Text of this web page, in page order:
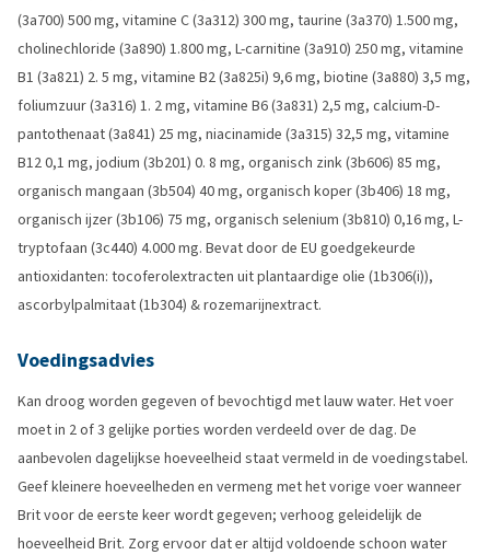
(3a700) 500 mg, vitamine C (3a312) 300 mg, taurine (3a370) 1.500 mg,
cholinechloride (3a890) 1.800 mg, L-carnitine (3a910) 250 mg, vitamine
B1 (3a821) 2. 5 mg, vitamine B2 (3a825i) 9,6 mg, biotine (3a880) 3,5 mg,
foliumzuur (3a316) 1. 2 mg, vitamine B6 (3a831) 2,5 mg, calcium-D-
pantothenaat (3a841) 25 mg, niacinamide (3a315) 32,5 mg, vitamine
B12 0,1 mg, jodium (3b201) 0. 8 mg, organisch zink (3b606) 85 mg,
organisch mangaan (3b504) 40 mg, organisch koper (3b406) 18 mg,
organisch ijzer (3b106) 75 mg, organisch selenium (3b810) 0,16 mg, L-
tryptofaan (3c440) 4.000 mg. Bevat door de EU goedgekeurde
antioxidanten: tocoferolextracten uit plantaardige olie (1b306(i)),
ascorbylpalmitaat (1b304) & rozemarijnextract.
Voedingsadvies
Kan droog worden gegeven of bevochtigd met lauw water. Het voer
moet in 2 of 3 gelijke porties worden verdeeld over de dag. De
aanbevolen dagelijkse hoeveelheid staat vermeld in de voedingstabel.
Geef kleinere hoeveelheden en vermeng met het vorige voer wanneer
Brit voor de eerste keer wordt gegeven; verhoog geleidelijk de
hoeveelheid Brit. Zorg ervoor dat er altijd voldoende schoon water